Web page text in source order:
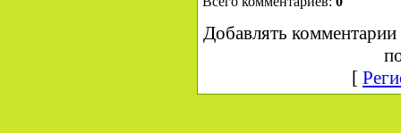
Добавлять комментарии
[